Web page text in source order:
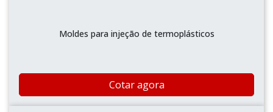
Moldes para injeção de termoplásticos
Cotar agora